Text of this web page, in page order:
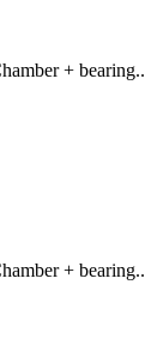
+ bearing..
+ bearing..